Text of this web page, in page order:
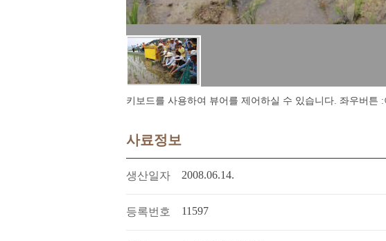
키보드를 사용하여 뷰어를 제어하실 수 있습니다. 좌우버튼
사료정보
생산일자 2008.06.14.
등록번호 11597